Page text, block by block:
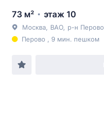
73 м² этаж 10
Москва ВАО р-н Перово
Перово , 9 мин. пешком